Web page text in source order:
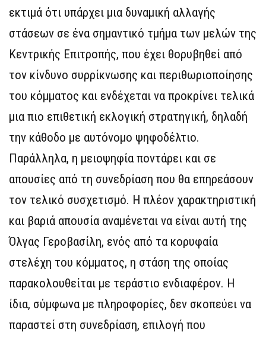
εκτιμά ότι υπάρχει μια δυναμική αλλαγής
στάσεων σε ένα σημαντικό τμήμα των μελών της
Κεντρικής Επιτροπής, που έχει θορυβηθεί από
τον κίνδυνο συρρίκνωσης και περιθωριοποίησης
του κόμματος και ενδέχεται να προκρίνει τελικά
μια πιο επιθετική εκλογική στρατηγική, δηλαδή
την κάθοδο με αυτόνομο ψηφοδέλτιο.
Παράλληλα, η μειοψηφία ποντάρει και σε
απουσίες από τη συνεδρίαση που θα επηρεάσουν
τον τελικό συσχετισμό. Η πλέον χαρακτηριστική
και βαριά απουσία αναμένεται να είναι αυτή της
Όλγας Γεροβασίλη, ενός από τα κορυφαία
στελέχη του κόμματος, η στάση της οποίας
παρακολουθείται με τεράστιο ενδιαφέρον. Η
ίδια, σύμφωνα με πληροφορίες, δεν σκοπεύει να
παραστεί στη συνεδρίαση, επιλογή που